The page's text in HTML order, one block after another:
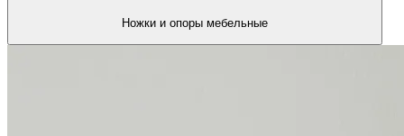
Ножки и опоры мебельные